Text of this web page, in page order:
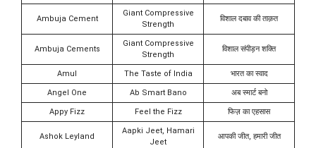
Ambuja Cement
Giant Compressive
Strength
विशाल दबाव की ताक़त
Ambuja Cements
Giant Compressive
Strength
विशाल संपीड़न शक्ति
Amul The Taste of India भारत का स्वाद
Angel One Ab Smart Bano अब स्मार्ट बनो
Appy Fizz Feel the Fizz फिज़ का एहसास
Ashok Leyland
Aapki Jeet, Hamari
Jeet
आपकी जीत, हमारी जीत